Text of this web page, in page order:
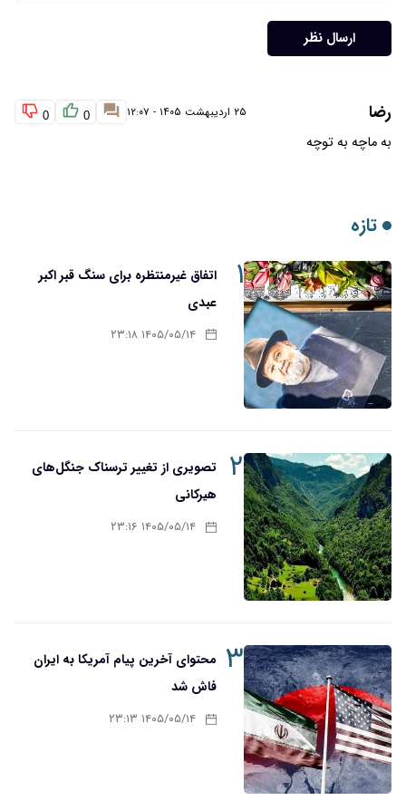
ارسال نظر
رضا ۲۵ اردیبهشت ۱۴۰۵ - ۱۲:۰۷ 0
0
به ماچه به توچه
تازه
۱
اتفاق غیرمنتظره برای سنگ قبر اکبر
عبدی
۱۴۰۵/۰۵/۱۴ ۲۳:۱۸
۲
تصویری از تغییر ترسناک جنگل‌های
هیرکانی
۱۴۰۵/۰۵/۱۴ ۲۳:۱۶
۳ محتوای آخرین پیام آمریکا به ایران
فاش شد
۱۴۰۵/۰۵/۱۴ ۲۳:۱۳